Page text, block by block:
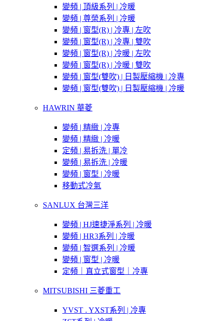
變頻 | 頂級系列 | 冷暖
變頻 | 尊榮系列 | 冷暖
變頻 | 窗型(R) | 冷專 | 左吹
變頻 | 窗型(R) | 冷專 | 雙吹
變頻 | 窗型(R) | 冷暖 | 左吹
變頻 | 窗型(R) | 冷暖 | 雙吹
變頻 | 窗型(雙吹) | 日製壓縮機 | 冷專
變頻 | 窗型(雙吹) | 日製壓縮機 | 冷暖
HAWRIN 華菱
變頻 | 精緻 | 冷專
變頻 | 精緻 | 冷暖
定頻 | 易拆洗 | 單冷
變頻 | 易拆洗 | 冷暖
變頻 | 窗型 | 冷暖
移動式冷氣
SANLUX 台灣三洋
變頻 | HJ速捷淨系列 | 冷暖
變頻 | HR3系列 | 冷暖
變頻 | 智選系列 | 冷暖
變頻 | 窗型 | 冷暖
定頻｜直立式窗型｜冷專
MITSUBISHI 三菱重工
YVST . YXST系列 | 冷專